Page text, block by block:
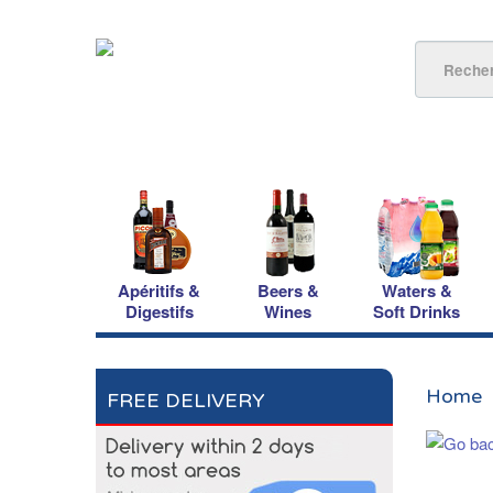
Apéritifs &
Digestifs
Beers &
Wines
Waters &
Soft Drinks
FREE DELIVERY Home